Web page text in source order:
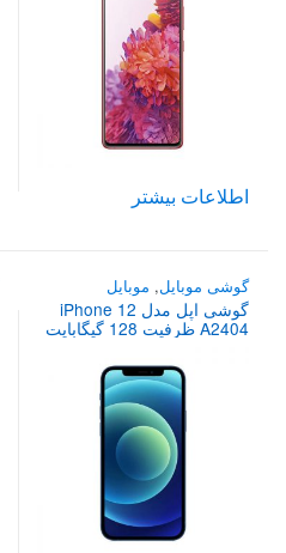
اطلاعات بیشتر
گوشی موبایل, موبایل
گوشی اپل مدل iPhone 12
A2404 ظرفیت 128 گیگابایت